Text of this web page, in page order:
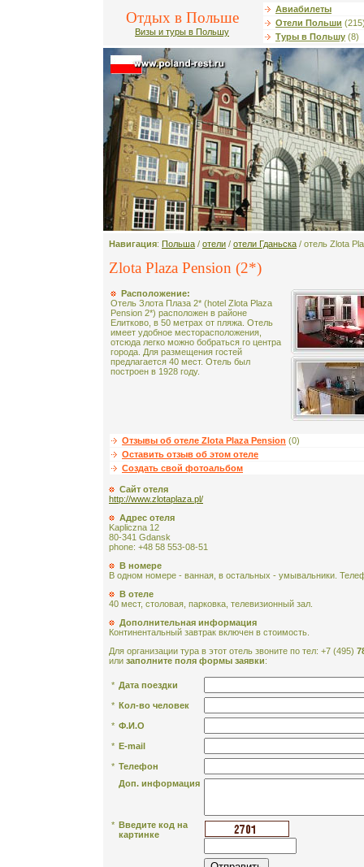
Отдых в Польше
Визы и туры в Польшу
Авиабилеты
Отели Польши
Туры в Польшу (8)
Навигация: Польша / отели / отели Гданьска / отель Zlota
Zlota Plaza Pension (2*)
Расположение:
Отель Злота Плаза 2* (hotel Zlota Plaza
Pension 2*) расположен в районе
Елитково, в 50 метрах от пляжа. Отель
имеет удобное месторасположения,
отсюда легко можно бобраться го центра
города. Для размещения гостей
предлагается 40 мест. Отель был
построен в 1928 году.
Отзывы об отеле Zlota Plaza Pension (0)
Оставить отзыв об этом отеле
Создать свой фотоальбом
Сайт отеля
http://www.zlotaplaza.pl/
Адрес отеля
Kapliczna 12
80-341 Gdansk
phone: +48 58 553-08-51
В номере
В одном номере - ванная, в остальных - умывальники.
В отеле
40 мест, столовая, парковка, телевизионный зал.
Дополнительная информация
Континентальный завтрак включен в стоимость.
Для организации тура в этот отель звоните по тел: +7 (495)
или заполните поля формы заявки:
* Дата поездки
* Кол-во человек
* Ф.И.О
* E-mail
* Телефон
Доп. информация
* Введите код на
картинке